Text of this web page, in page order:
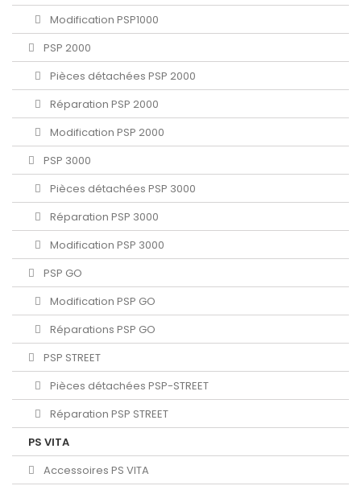
Modification PSP1000
PSP 2000
Pièces détachées PSP 2000
Réparation PSP 2000
Modification PSP 2000
PSP 3000
Pièces détachées PSP 3000
Réparation PSP 3000
Modification PSP 3000
PSP GO
Modification PSP GO
Réparations PSP GO
PSP STREET
Pièces détachées PSP-STREET
Réparation PSP STREET
PS VITA
Accessoires PS VITA